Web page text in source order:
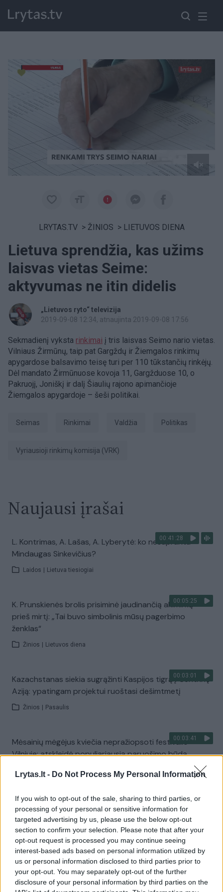
Lrytas.lt - Do Not Process My Personal Information
If you wish to opt-out of the sale, sharing to third parties, or
processing of your personal or sensitive information for
targeted advertising by us, please use the below opt-out
section to confirm your selection. Please note that after your
opt-out request is processed you may continue seeing
interest-based ads based on personal information utilized by
us or personal information disclosed to third parties prior to
your opt-out. You may separately opt-out of the further
disclosure of your personal information by third parties on the
Paremkite Ukrainą
LRYTAS.TV > ŽINIOS > LIETUVOS DIENA
Lietuva sprendžia, kas užims
laisvas vietas Seime:
aktyvumas ne itin didelis
„Lietuvos ryto“ televizija
2019-09-08 12:34, atnaujinta 2019-09-08 17:56
Sekmadienį vyksta rinkimai į tris laisvas Seimo nario vietas.
Vilniaus Žirmūnų, taip pat Gargždų ir Žiemgalos rinkimų
apygardose balsavimo teisę turi per 110 tūkstančių rinkėjų.
Dėl mandato Žirmūnuose kovoja 11, Gargžduose 10, o
Pakruojį, Joniškį ir dalį Šiaulių rajono apimančioje
Žiemgalos apygardoje – šeši politikai.
Seimas Rinkimai valdžia politikas
Vyriausioji rinkimų komisija (VRK)
Naujausi įrašai
00:41:28
L. Kontrimas, A. Lašas, A. Lyberytė: ko nesupranta
Mindaugas Sinkevičius?
Laidos Lietuva tiesiogiai
00:05:25
K. Prunskienės brolis prisiminė jaudinančią akimirką
prieš mirtį: „Tai buvo simbolinis mūsų pagerbimo
ženklas“
Žinios Lietuvos diena
00:03:01
Kazachstanas siekia sugrąžinti Kaspijos tigrą į Centrinę
Aziją: ypatingam projektui ruoštasi dešimtmetį
Žinios Pasaulis
00:03:41
Mėsainių mėgėjus kviečia nepražiopsoti festivalio
Vilniuje: atskleidė populiariausią paruošimo būdą
Žinios | Lietuvos diena
Visi įrašai
Žiūrimiausi įrašai
00:00:49
Pateikė daugiau detalių apie iš tėvų paimtus šešis